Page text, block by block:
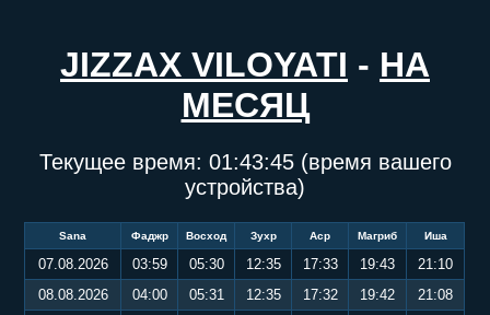
JIZZAX VILOYATI - НА
МЕСЯЦ
Текущее время: 01:43:45(время вашего
устройства)
Sana Фаджр Восход Зухр Аср Магриб Иша
07.08.2026 03:59 05:30 12:35 17:33 19:43
21:10
08.08.2026
04:00 05:31 12:35 17:32 19:42
21:08